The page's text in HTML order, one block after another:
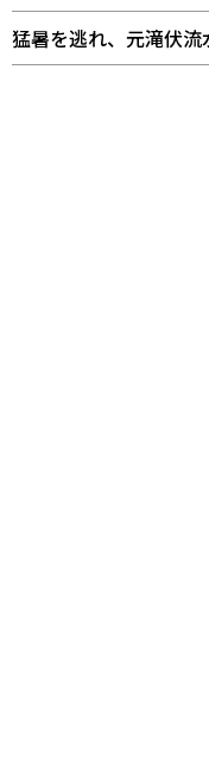
猛暑を逃れ、元滝伏